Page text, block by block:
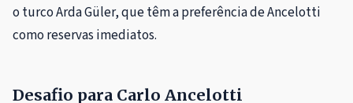
o turco Arda Güler, que têm a preferência de Ancelotti
como reservas imediatos.
Desafio para Carlo Ancelotti